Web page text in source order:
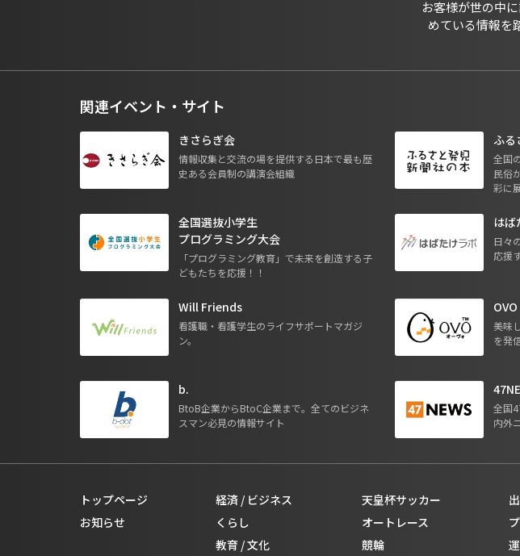
お客様が世の中
めている情報を
関連イベント・サイト
きさらぎ会
情報収集と交流の場を提供する日本で最も歴
史ある会員制の講演会組織
ふる
全国
民俗
彩に
全国選抜小学生
プログラミング大会
「プログラミング教育」で未来を創造する子
どもたちを応援！！
はば
日々
応援
Will Friends
看護職・看護学生のライフサポートマガジ
ン。
OVO
美味
を発
b.
BtoB企業からBtoC企業まで。全てのビジネ
スマン必見の情報サイト
全国
内外
トップページ
お知らせ
経済 / ビジネス
くらし
教育 / 文化
天皇杯サッカー
オートレース
競輪